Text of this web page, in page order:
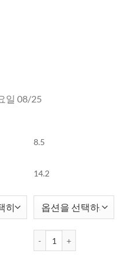
일 08/25
8.5
14.2